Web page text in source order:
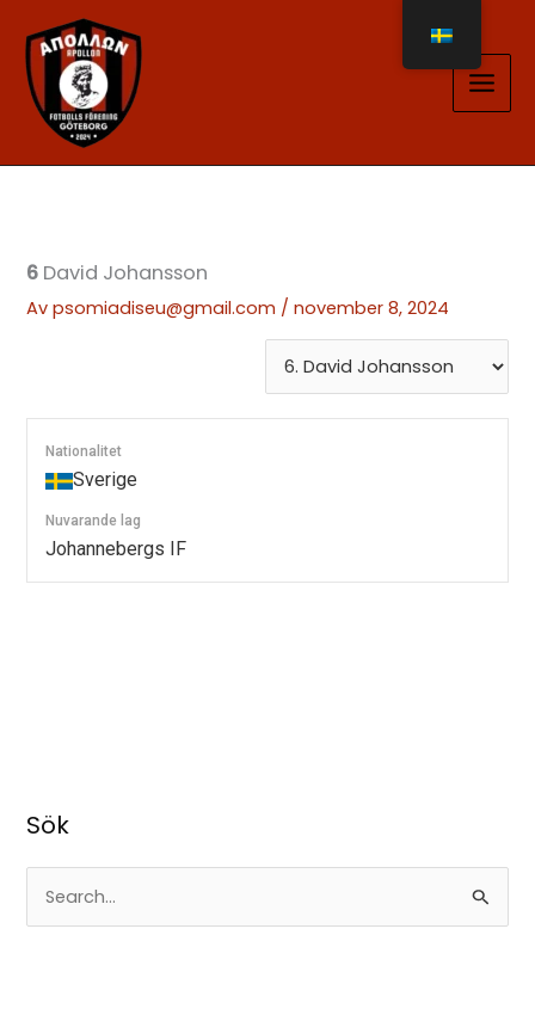
innehåll
6 David Johansson
Avpsomiadiseu@gmail.com /november 8, 2024
Nationalitet
Sverige
Nuvarande lag
Johannebergs IF
Sök
ö